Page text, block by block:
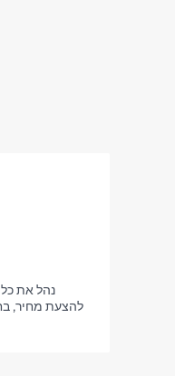
נהל את
להצעת מחיר,